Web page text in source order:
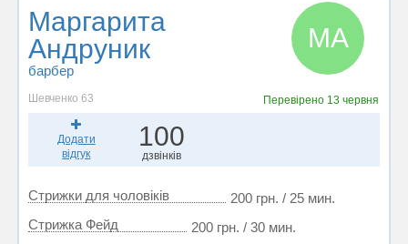
Маргарита
Андруник
барбер
МА
Шевченко 63 Перевірено 13 червня
Додати
відгук
100
дзвінків
Стрижки для чоловіків
200 грн. / 25 мин.
Стрижка Фейд
200 грн. / 30 мин.